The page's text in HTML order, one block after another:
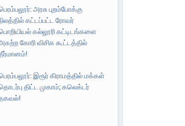
அரசு புறம்போக்கு
கட்டப்பட்ட ரோவர்
கல்லூரி கட்டிடங்களை
கோரி விசிக கூட்டத்தில்
இரூர் கிராமத்தில் மக்கள்
திட்ட முகாம்; கலெக்டர்